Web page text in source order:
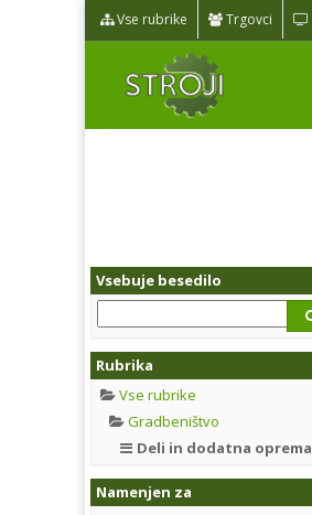
Vse rubrike Trgovci
Vsebuje besedilo
Rubrika
Vse rubrike
Gradbeništvo
Deli in dodatna oprema
Namenjen za